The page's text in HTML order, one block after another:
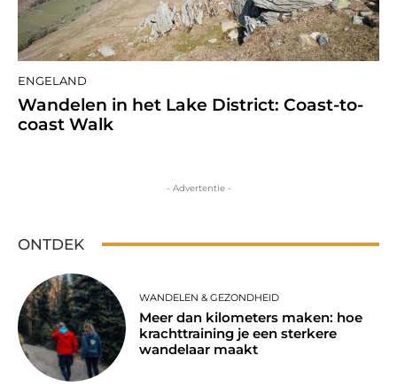
ENGELAND
Wandelen in het Lake District: Coast-to-
coast Walk
- Advertentie -
ONTDEK
WANDELEN & GEZONDHEID
Meer dan kilometers maken: hoe
krachttraining je een sterkere
wandelaar maakt